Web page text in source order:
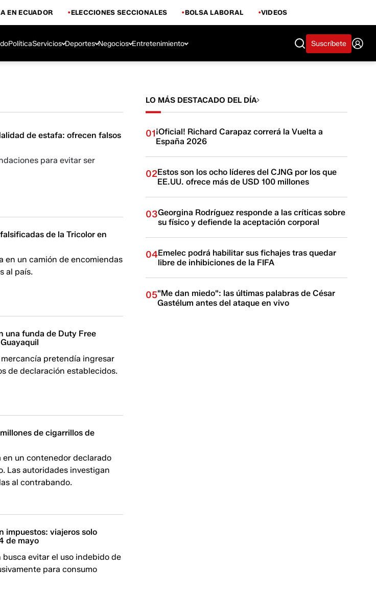
EN ECUADOR ELECCIONES SECCIONALES BOLSA LABORAL VIDEOS
PolíticaServicios Deportes Negocios Entretenimiento Suscríbete
de estafa: ofrecen falsos
para evitar ser
de la Tricolor en
en un camión de encomiendas
al país.
una funda de Duty Free
pretendía ingresar
de declaración establecidos.
de cigarrillos de
en un contenedor declarado
Las autoridades investigan
al contrabando.
impuestos: viajeros solo
de mayo
evitar el uso indebido de
para consumo
LO MÁS DESTACADO DEL DÍA
01¡Oficial! Richard Carapaz correrá la Vuelta a
España 2026
02Estos son los ocho líderes del CJNG por los que
EE.UU. ofrece más de USD 100 millones
03Georgina Rodríguez responde a las críticas sobre
su físico y defiende la aceptación corporal
04Emelec podrá habilitar sus fichajes tras quedar
libre de inhibiciones de la FIFA
05"Me dan miedo": las últimas palabras de César
Gastélum antes del ataque en vivo